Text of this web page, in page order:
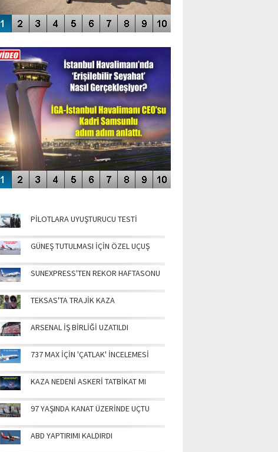
AŞILDIĞI HAVALİMANI
PİLOTLARA UYUŞTURUCU TESTİ
GÜNEŞ TUTULMASI İÇİN ÖZEL UÇUŞ
SUNEXPRESS'TEN REKOR HAFTASONU
TEKSAS'TA TRAJİK KAZA
ARSENAL İŞ BİRLİĞİ UZATILDI
737 MAX İÇİN 'ÇATLAK' İNCELEMESİ
KAZA NEDENİ ASKERİ TATBİKAT MI
97 YAŞINDA KANAT ÜZERİNDE UÇTU
ABD YAPTIRIMI KALDIRDI